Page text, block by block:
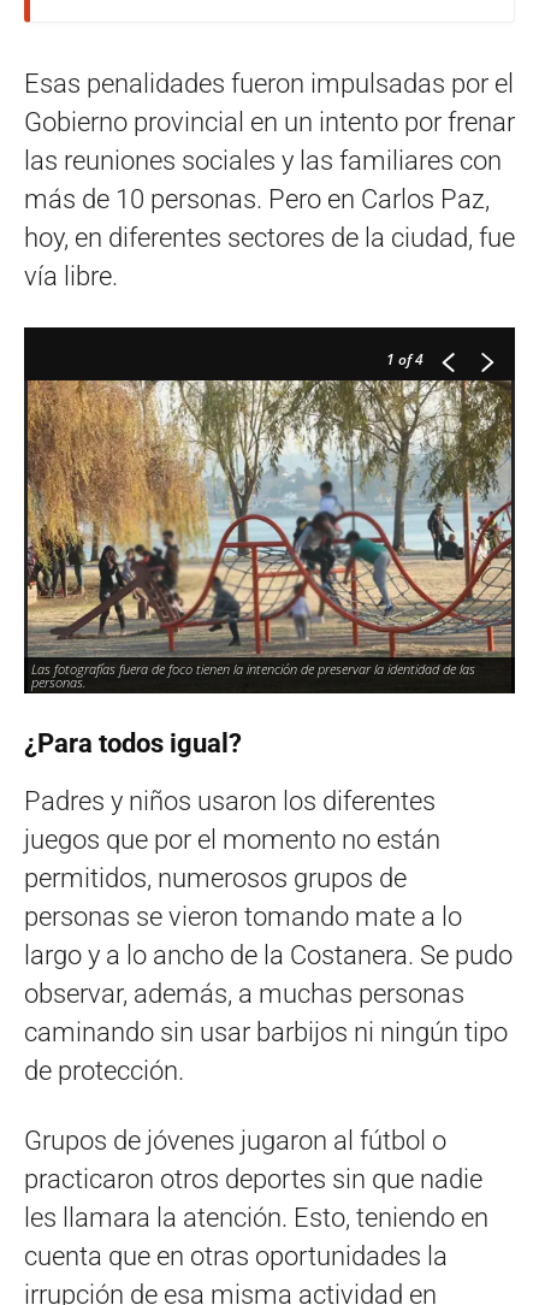
Esas penalidades fueron impulsadas por el
Gobierno provincial en un intento por frenar
las reuniones sociales y las familiares con
más de 10 personas. Pero en Carlos Paz,
hoy, en diferentes sectores de la ciudad, fue
vía libre.
1 of 4
Las fotografías fuera de foco tienen la intención de preservar la identidad de las
personas.
¿Para todos igual?
Padres y niños usaron los diferentes
juegos que por el momento no están
permitidos, numerosos grupos de
personas se vieron tomando mate a lo
largo y a lo ancho de la Costanera. Se pudo
observar, además, a muchas personas
caminando sin usar barbijos ni ningún tipo
de protección.
Grupos de jóvenes jugaron al fútbol o
practicaron otros deportes sin que nadie
les llamara la atención. Esto, teniendo en
cuenta que en otras oportunidades la
irrupción de esa misma actividad en